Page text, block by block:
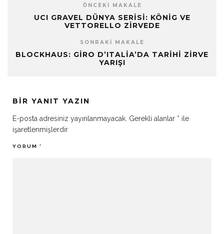
ÖNCEKI MAKALE
UCI GRAVEL DÜNYA SERISI: KÖNIG VE
VETTORELLO ZIRVEDE
SONRAKI MAKALE
BLOCKHAUS: GIRO D’ITALIA’DA TARIHI ZIRVE
YARIŞI
BIR YANIT YAZIN
E-posta adresiniz yayınlanmayacak. Gerekli alanlar * ile
işaretlenmişlerdir
YORUM *